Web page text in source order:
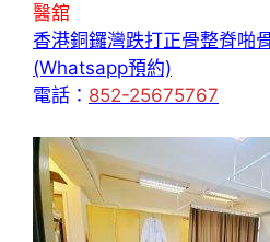
醫舘
香港銅鑼灣跌打正骨整脊啪
(Whatsapp預約)
電話： 852-25675767